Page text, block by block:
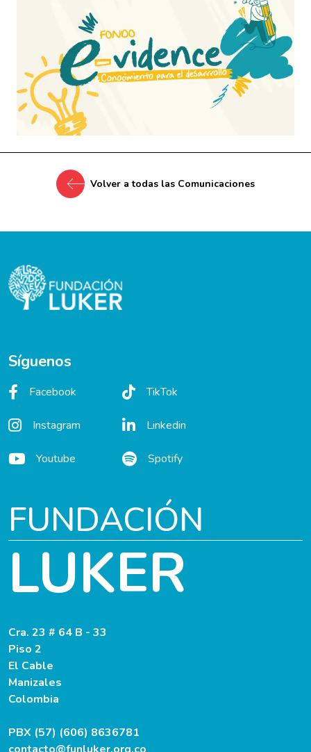
Volver a todas las Comunicaciones
Síguenos
Facebook
Instagram
Youtube
TikTok
Linkedin
Spotify
FUNDACIÓN
LUKER
Cra. 23 # 64 B - 33
Piso 2
El Cable
Manizales
Colombia
PBX (57) (606) 8636781